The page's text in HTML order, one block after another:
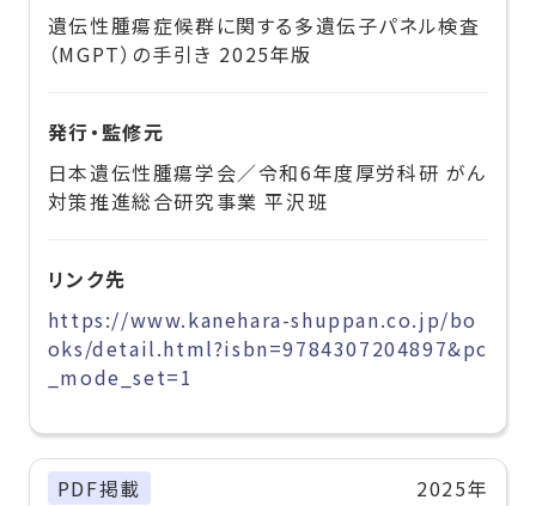
遺伝性腫瘍症候群に関する多遺伝子パネル検査
（MGPT）の手引き 2025年版
発行・監修元
日本遺伝性腫瘍学会／令和6年度厚労科研 がん
対策推進総合研究事業 平沢班
リンク先
https://www.kanehara-shuppan.co.jp/bo
oks/detail.html?isbn=9784307204897&pc
_mode_set=1
PDF掲載 2025年